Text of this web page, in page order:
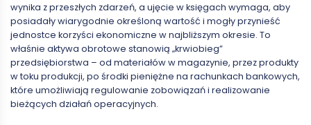
wynika z przeszłych zdarzeń, a ujęcie w księgach wymaga, aby
posiadały wiarygodnie określoną wartość i mogły przynieść
jednostce korzyści ekonomiczne w najbliższym okresie. To
właśnie aktywa obrotowe stanowią „krwiobieg”
przedsiębiorstwa – od materiałów w magazynie, przez produkty
w toku produkcji, po środki pieniężne na rachunkach bankowych,
które umożliwiają regulowanie zobowiązań i realizowanie
bieżących działań operacyjnych.